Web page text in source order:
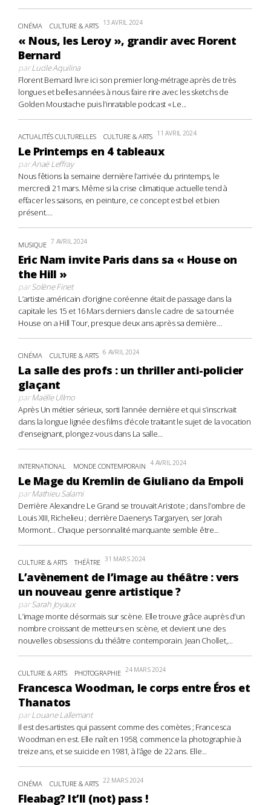
CINÉMA CULTURE & ARTS 13 AVRIL 2024
« Nous, les Leroy », grandir avec Florent
Bernard
parLucile Aquilina
Florent Bernard livre ici son premier long-métrage après de très
longues et belles années à nous faire rire avec les sketchs de
Golden Moustache puis l’inratable podcast « Le...
ACTUALITÉS CULTURELLES CULTURE & ARTS 11 AVRIL 2024
Le Printemps en 4 tableaux
parAnaë Leffray
Nous fêtions la semaine dernière l’arrivée du printemps, le
mercredi 21 mars. Même si la crise climatique actuelle tend à
effacer les saisons, en peinture, ce concept est bel et bien
présent....
MUSIQUE 7 AVRIL 2024
Eric Nam invite Paris dans sa « House on
the Hill »
parSolène Finet
L’artiste américain d’origine coréenne était de passage dans la
capitale les 15 et 16 Mars derniers dans le cadre de sa tournée
House on a Hill Tour, presque deux ans après sa dernière...
CINÉMA CULTURE & ARTS 6 AVRIL 2024
La salle des profs : un thriller anti-policier
glaçant
parMaëlle Ullmo
Après Un métier sérieux, sorti l’année dernière et qui s’inscrivait
dans la longue lignée des films d’école traitant le sujet de la vocation
d’enseignant, plongez-vous dans La salle...
INTERNATIONAL MONDE CONTEMPORAIN 4 AVRIL 2024
Le Mage du Kremlin de Giuliano da Empoli
parMathieu Salami
Derrière Alexandre Le Grand se trouvait Aristote ; dans l’ombre de
Louis XIII, Richelieu ; derrière Daenerys Targaryen, ser Jorah
Mormont… Chaque personnalité marquante semble être...
CULTURE & ARTS THÉÂTRE 31 MARS 2024
L’avènement de l’image au théâtre : vers
un nouveau genre artistique ?
parSarah Joyaux
L’image monte désormais sur scène. Elle trouve grâce auprès d’un
nombre croissant de metteurs en scène, et devient une des
nouvelles obsessions du théâtre contemporain. Jean Chollet,...
CULTURE & ARTS PHOTOGRAPHIE 24 MARS 2024
Francesca Woodman, le corps entre Éros et
Thanatos
parLouane Lallemant
Il est des artistes qui passent comme des comètes ; Francesca
Woodman en est. Elle naît en 1958, commence la photographie à
treize ans, et se suicide en 1981, à l’âge de 22 ans. Elle...
CINÉMA CULTURE & ARTS 22 MARS 2024
Fleabag? It’ll (not) pass !